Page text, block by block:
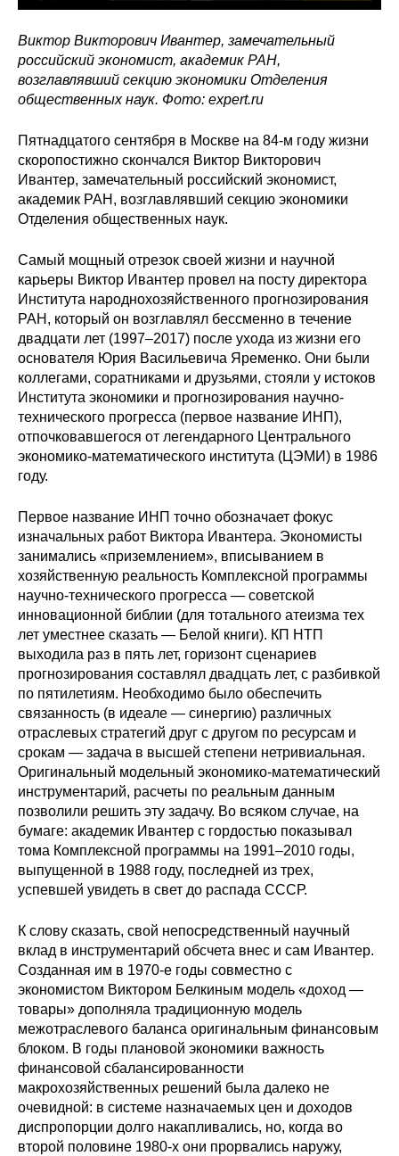
Виктор Викторович Ивантер, замечательный
российский экономист, академик РАН,
возглавлявший секцию экономики Отделения
общественных наук. Фото: expert.ru
Пятнадцатого сентября в Москве на 84-м году жизни
скоропостижно скончался Виктор Викторович
Ивантер, замечательный российский экономист,
академик РАН, возглавлявший секцию экономики
Отделения общественных наук.
Самый мощный отрезок своей жизни и научной
карьеры Виктор Ивантер провел на посту директора
Института народнохозяйственного прогнозирования
РАН, который он возглавлял бессменно в течение
двадцати лет (1997–2017) после ухода из жизни его
основателя Юрия Васильевича Яременко. Они были
коллегами, соратниками и друзьями, стояли у истоков
Института экономики и прогнозирования научно-
технического прогресса (первое название ИНП),
отпочковавшегося от легендарного Центрального
экономико-математического института (ЦЭМИ) в 1986
году.
Первое название ИНП точно обозначает фокус
изначальных работ Виктора Ивантера. Экономисты
занимались «приземлением», вписыванием в
хозяйственную реальность Комплексной программы
научно-технического прогресса — советской
инновационной библии (для тотального атеизма тех
лет уместнее сказать — Белой книги). КП НТП
выходила раз в пять лет, горизонт сценариев
прогнозирования составлял двадцать лет, с разбивкой
по пятилетиям. Необходимо было обеспечить
связанность (в идеале — синергию) различных
отраслевых стратегий друг с другом по ресурсам и
срокам — задача в высшей степени нетривиальная.
Оригинальный модельный экономико-математический
инструментарий, расчеты по реальным данным
позволили решить эту задачу. Во всяком случае, на
бумаге: академик Ивантер с гордостью показывал
тома Комплексной программы на 1991–2010 годы,
выпущенной в 1988 году, последней из трех,
успевшей увидеть в свет до распада СССР.
К слову сказать, свой непосредственный научный
вклад в инструментарий обсчета внес и сам Ивантер.
Созданная им в 1970-е годы совместно с
экономистом Виктором Белкиным модель «доход —
товары» дополняла традиционную модель
межотраслевого баланса оригинальным финансовым
блоком. В годы плановой экономики важность
финансовой сбалансированности
макрохозяйственных решений была далеко не
очевидной: в системе назначаемых цен и доходов
диспропорции долго накапливались, но, когда во
второй половине 1980-х они прорвались наружу,